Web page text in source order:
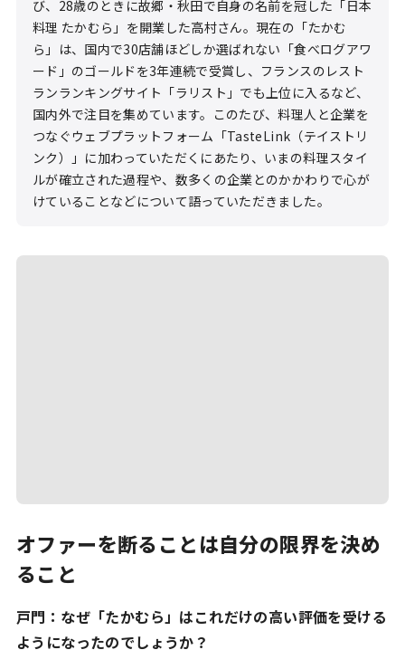
び、28歳のときに故郷・秋田で自身の名前を冠した「日本
料理 たかむら」を開業した高村さん。現在の「たかむ
ら」は、国内で30店舗ほどしか選ばれない「食べログアワ
ード」のゴールドを3年連続で受賞し、フランスのレスト
ランランキングサイト「ラリスト」でも上位に入るなど、
国内外で注目を集めています。このたび、料理人と企業を
つなぐウェブプラットフォーム「TasteLink（テイストリ
ンク）」に加わっていただくにあたり、いまの料理スタイ
ルが確立された過程や、数多くの企業とのかかわりで心が
けていることなどについて語っていただきました。
オファーを断ることは自分の限界を決め
ること
戸門：なぜ「たかむら」はこれだけの高い評価を受ける
ようになったのでしょうか？